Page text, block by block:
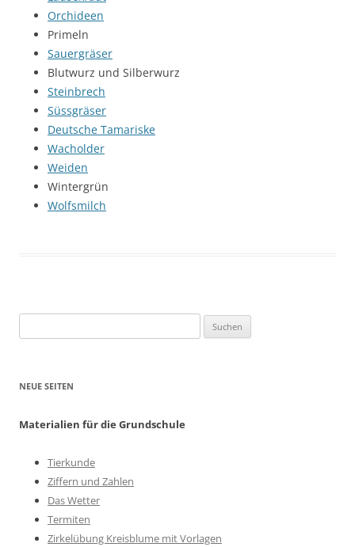
Orchideen
Primeln
Sauergräser
Blutwurz und Silberwurz
Steinbrech
Süssgräser
Deutsche Tamariske
Wacholder
Weiden
Wintergrün
Wolfsmilch
nach:
NEUE SEITEN
Materialien für die Grundschule
Tierkunde
Ziffern und Zahlen
Das Wetter
Termiten
Zirkelübung Kreisblume mit Vorlagen